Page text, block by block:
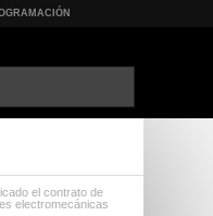
el contrato de
electromecánicas